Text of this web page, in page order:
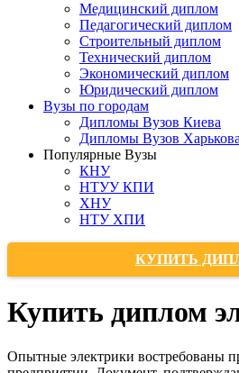
Медицинский диплом
Педагогический диплом
Строительный диплом
Технический диплом
Экономический диплом
Юридический диплом
Вузы по городам
Дипломы Вузов Киева
Дипломы Вузов Харькова
Популярные Вузы
КНУ
НТУУ КПИ
ХНУ
НТУ ХПИ
КУПИТЬ
Купить диплом
Опытные электрики востребованы